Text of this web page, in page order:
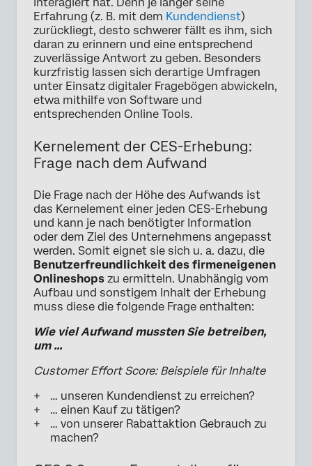
Erfahrung (z. B. mit dem Kundendienst)
zurückliegt, desto schwerer fällt es ihm, sich
daran zu erinnern und eine entsprechend
zuverlässige Antwort zu geben. Besonders
kurzfristig lassen sich derartige Umfragen
unter Einsatz digitaler Fragebögen abwickeln,
etwa mithilfe von Software und
entsprechenden Online Tools.
Kernelement der CES-Erhebung:
Frage nach dem Aufwand
Die Frage nach der Höhe des Aufwands ist
das Kernelement einer jeden CES-Erhebung
und kann je nach benötigter Information
oder dem Ziel des Unternehmens angepasst
werden. Somit eignet sie sich u. a. dazu, die
Benutzerfreundlichkeit des firmeneigenen
Onlineshops zu ermitteln. Unabhängig vom
Aufbau und sonstigem Inhalt der Erhebung
muss diese die folgende Frage enthalten:
Wie viel Aufwand mussten Sie betreiben,
um …
Customer Effort Score: Beispiele für Inhalte
… unseren Kundendienst zu erreichen?
… einen Kauf zu tätigen?
… von unserer Rabattaktion Gebrauch zu
machen?